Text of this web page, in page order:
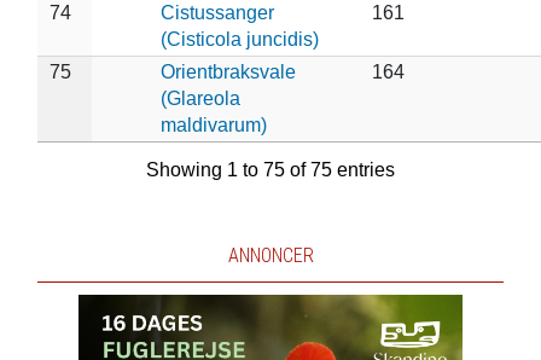
74
Cistussanger
(Cisticola juncidis)
161
75
Orientbraksvale
(Glareola
maldivarum)
164
Showing 1 to 75 of 75 entries
ANNONCER